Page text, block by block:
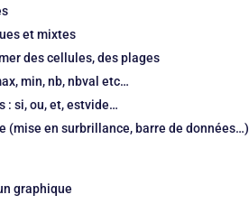
et mixtes
des cellules, des plages
min, nb, nbval etc…
: si, ou, et, estvide…
en surbrillance, barre de données…)
graphique